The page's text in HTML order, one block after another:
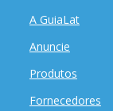
A GuiaLat
Anuncie
Produtos
Fornecedores